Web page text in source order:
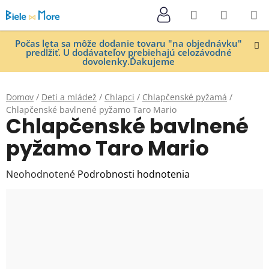
na
obsah
Počas leta sa môže dodanie tovaru "na objednávku"
predĺžiť. U dodávateľov prebiehajú celozávodné
dovolenky.Ďakujeme
Hľadať
KOŠÍK
Domov / Deti a mládež / Chlapci / Chlapčenské pyžamá /
Chlapčenské bavlnené pyžamo Taro Mario
Chlapčenské bavlnené
pyžamo Taro Mario
Priemerné
Neohodnotené Podrobnosti hodnotenia